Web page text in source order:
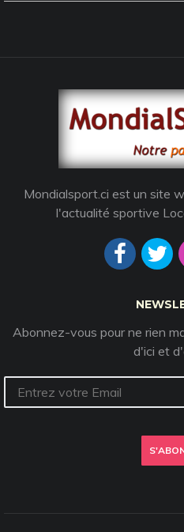
Mondialsport.ci est un site
l'actualité sportive
Abonnez-vous pour ne rien
d'ici et